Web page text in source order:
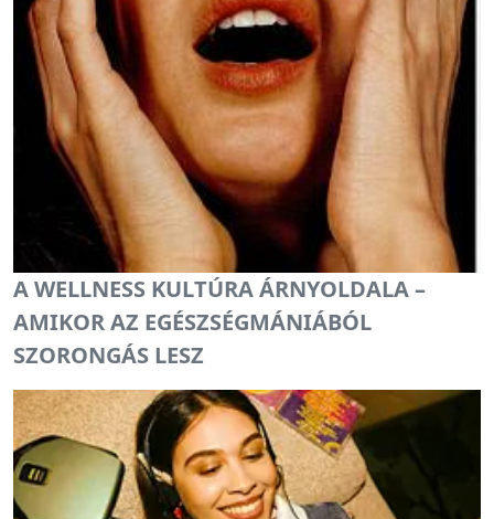
A WELLNESS KULTÚRA ÁRNYOLDALA –
AMIKOR AZ EGÉSZSÉGMÁNIÁBÓL
SZORONGÁS LESZ